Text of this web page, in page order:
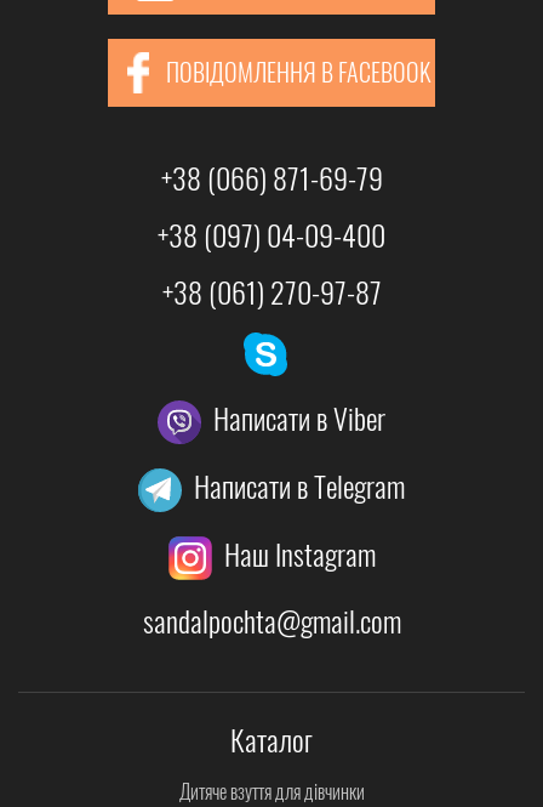
ПОВІДОМЛЕННЯ В FACEBOOK
+38 (066) 871-69-79
+38 (097) 04-09-400
+38 (061) 270-97-87
Написати в Viber
Написати в Telegram
Наш Instagram
sandalpochta@gmail.com
Каталог
Дитяче взуття для дівчинки